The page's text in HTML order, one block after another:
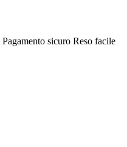
Pagamento sicuro Reso facile